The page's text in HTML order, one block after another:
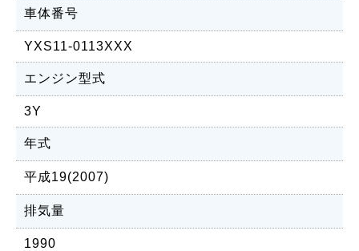
車体番号
YXS11-0113XXX
エンジン型式
3Y
年式
平成19(2007)
排気量
1990